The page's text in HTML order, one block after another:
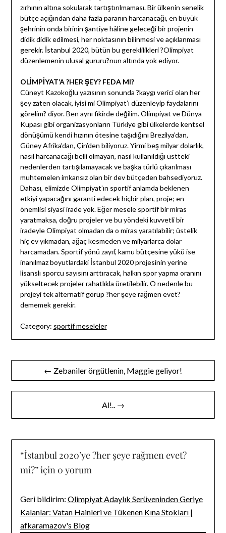
zırhının altına sokularak tartıştırılmaması. Bir ülkenin senelik
bütçe açığından daha fazla paranın harcanacağı, en büyük
şehrinin onda birinin şantiye hâline geleceği bir projenin
didik didik edilmesi, her noktasının bilinmesi ve açıklanması
gerekir. İstanbul 2020, bütün bu gereklilikleri ?Olimpiyat
düzenlemenin ulusal gururu?nun altında yok ediyor.
OLİMPİYAT’A ?HER ŞEY? FEDA MI?
Cüneyt Kazokoğlu yazısının sonunda ?kaygı verici olan her
şey zaten olacak, iyisi mi Olimpiyat’ı düzenleyip faydalarını
görelim? diyor. Ben aynı fikirde değilim. Olimpiyat ve Dünya
Kupası gibi organizasyonların Türkiye gibi ülkelerde kentsel
dönüşümü kendi hızının ötesine taşıdığını Brezilya’dan,
Güney Afrika’dan, Çin’den biliyoruz. Yirmi beş milyar dolarlık,
nasıl harcanacağı belli olmayan, nasıl kullanıldığı üstteki
nedenlerden tartışılamayacak ve başka türlü çıkarılması
muhtemelen imkansız olan bir dev bütçeden bahsediyoruz.
Dahası, elimizde Olimpiyat’ın sportif anlamda beklenen
etkiyi yapacağını garanti edecek hiçbir plan, proje; en
önemlisi siyasi irade yok. Eğer mesele sportif bir miras
yaratmaksa, doğru projeler ve bu yöndeki kuvvetli bir
iradeyle Olimpiyat olmadan da o miras yaratılabilir; üstelik
hiç ev yıkmadan, ağaç kesmeden ve milyarlarca dolar
harcamadan. Sportif yönü zayıf, kamu bütçesine yükü ise
inanılmaz boyutlardaki İstanbul 2020 projesinin yerine
lisanslı sporcu sayısını arttıracak, halkın spor yapma oranını
yükseltecek projeler rahatlıkla üretilebilir. O nedenle bu
projeyi tek alternatif görüp ?her şeye rağmen evet?
dememek gerekir.
Category: sportif meseleler
Yazı
gezinmesi
← Zebaniler örgütlenin, Maggie geliyor!
Al!.. →
“İstanbul 2020’ye ?her şeye rağmen evet?
mi?” için 0 yorum
Geri bildirim: Olimpiyat Adaylık Serüveninden Geriye
Kalanlar: Vatan Hainleri ve Tükenen Kına Stokları |
afkaramazov's Blog